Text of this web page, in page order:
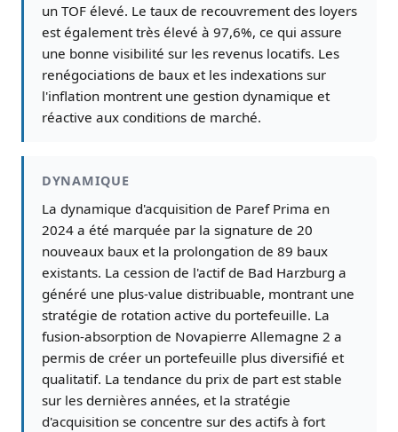
un TOF élevé. Le taux de recouvrement des loyers
est également très élevé à 97,6%, ce qui assure
une bonne visibilité sur les revenus locatifs. Les
renégociations de baux et les indexations sur
l'inflation montrent une gestion dynamique et
réactive aux conditions de marché.
DYNAMIQUE
La dynamique d'acquisition de Paref Prima en
2024 a été marquée par la signature de 20
nouveaux baux et la prolongation de 89 baux
existants. La cession de l'actif de Bad Harzburg a
généré une plus-value distribuable, montrant une
stratégie de rotation active du portefeuille. La
fusion-absorption de Novapierre Allemagne 2 a
permis de créer un portefeuille plus diversifié et
qualitatif. La tendance du prix de part est stable
sur les dernières années, et la stratégie
d'acquisition se concentre sur des actifs à fort